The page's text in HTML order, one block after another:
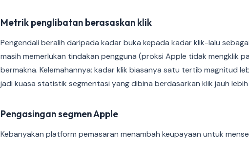
Metrik penglibatan berasaskan klik
Pengendali beralih daripada kadar buka kepada kadar klik-lalu
masih memerlukan tindakan pengguna (proksi Apple tidak mengklik
bermakna. Kelemahannya: kadar klik biasanya satu tertib magnitud
jadi kuasa statistik segmentasi yang dibina berdasarkan klik jauh lebih
Pengasingan segmen Apple
Kebanyakan platform pemasaran menambah keupayaan untuk